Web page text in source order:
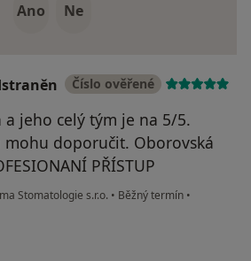
Ano Ne
Číslo ověřené
a jeho celý tým je na 5/5.
mohu doporučit. Oborovská
PŘÍSTUP
Stomatologie s.r.o. • Běžný termín •
účet byl odstraněn